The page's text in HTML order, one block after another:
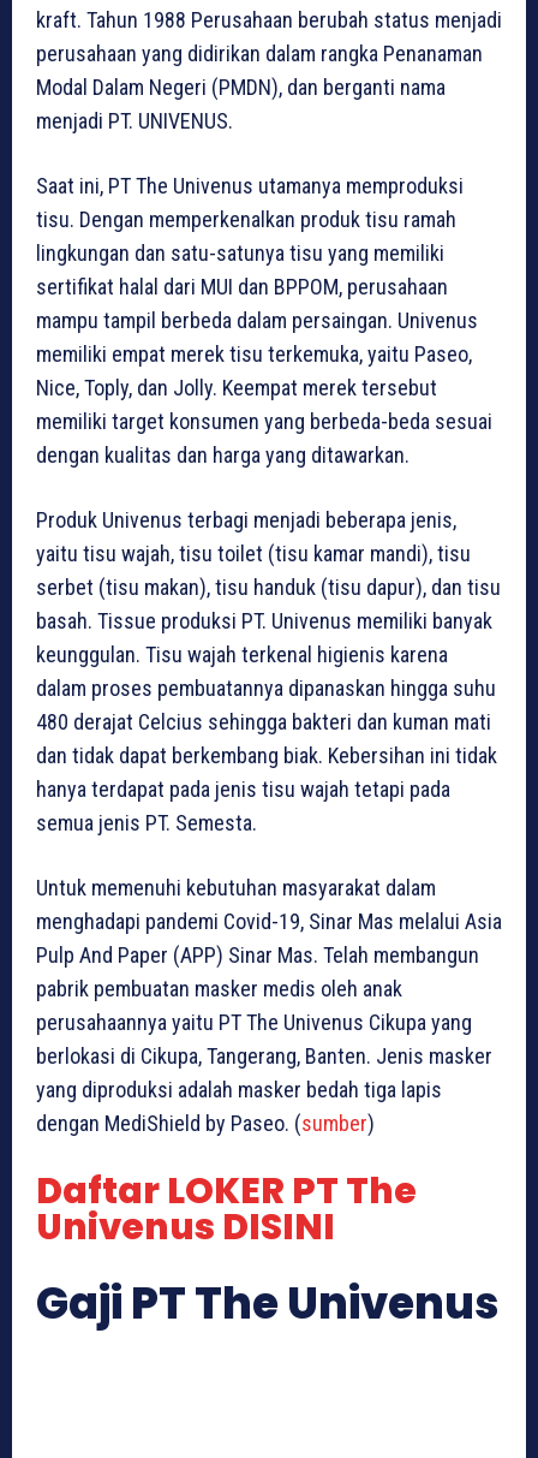
kraft. Tahun 1988 Perusahaan berubah status menjadi
perusahaan yang didirikan dalam rangka Penanaman
Modal Dalam Negeri (PMDN), dan berganti nama
menjadi PT. UNIVENUS.
Saat ini, PT The Univenus utamanya memproduksi
tisu. Dengan memperkenalkan produk tisu ramah
lingkungan dan satu-satunya tisu yang memiliki
sertifikat halal dari MUI dan BPPOM, perusahaan
mampu tampil berbeda dalam persaingan. Univenus
memiliki empat merek tisu terkemuka, yaitu Paseo,
Nice, Toply, dan Jolly. Keempat merek tersebut
memiliki target konsumen yang berbeda-beda sesuai
dengan kualitas dan harga yang ditawarkan.
Produk Univenus terbagi menjadi beberapa jenis,
yaitu tisu wajah, tisu toilet (tisu kamar mandi), tisu
serbet (tisu makan), tisu handuk (tisu dapur), dan tisu
basah. Tissue produksi PT. Univenus memiliki banyak
keunggulan. Tisu wajah terkenal higienis karena
dalam proses pembuatannya dipanaskan hingga suhu
480 derajat Celcius sehingga bakteri dan kuman mati
dan tidak dapat berkembang biak. Kebersihan ini tidak
hanya terdapat pada jenis tisu wajah tetapi pada
semua jenis PT. Semesta.
Untuk memenuhi kebutuhan masyarakat dalam
menghadapi pandemi Covid-19, Sinar Mas melalui Asia
Pulp And Paper (APP) Sinar Mas. Telah membangun
pabrik pembuatan masker medis oleh anak
perusahaannya yaitu PT The Univenus Cikupa yang
berlokasi di Cikupa, Tangerang, Banten. Jenis masker
yang diproduksi adalah masker bedah tiga lapis
dengan MediShield by Paseo. (sumber)
Daftar LOKER PT The
Univenus DISINI
Gaji PT The Univenus